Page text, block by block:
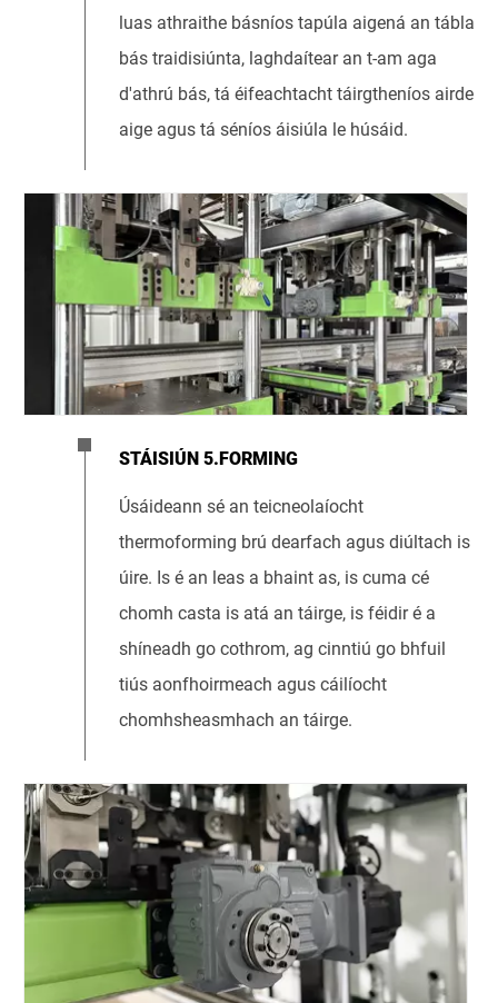
luas athraithe básníos tapúla aigená an tábla
bás traidisiúnta, laghdaítear an t-am aga
d'athrú bás, tá éifeachtacht táirgtheníos airde
aige agus tá séníos áisiúla le húsáid.
STÁISIÚN 5.FORMING
Úsáideann sé an teicneolaíocht
thermoforming brú dearfach agus diúltach is
úire. Is é an leas a bhaint as, is cuma cé
chomh casta is atá an táirge, is féidir é a
shíneadh go cothrom, ag cinntiú go bhfuil
tiús aonfhoirmeach agus cáilíocht
chomhsheasmhach an táirge.